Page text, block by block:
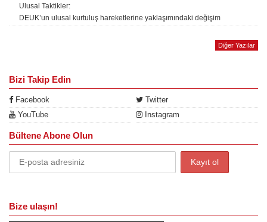
Ulusal Taktikler:
DEUK’un ulusal kurtuluş hareketlerine yaklaşımındaki değişim
Diğer Yazılar
Bizi Takip Edin
Facebook
Twitter
YouTube
Instagram
Bültene Abone Olun
Bize ulaşın!